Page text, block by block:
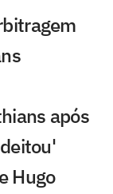
após
Hugo